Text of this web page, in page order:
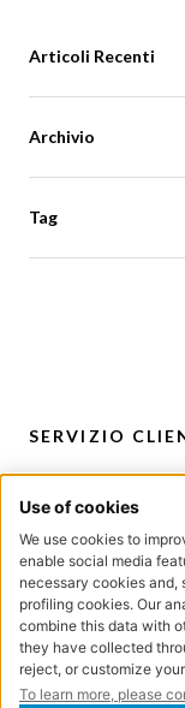
Articoli Recenti
Archivio
Tag
SERVIZIO
PER CONSIGLI
ISCRIZIONE